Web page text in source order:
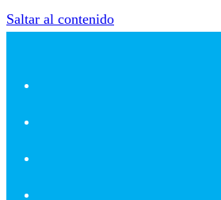
Saltar al contenido